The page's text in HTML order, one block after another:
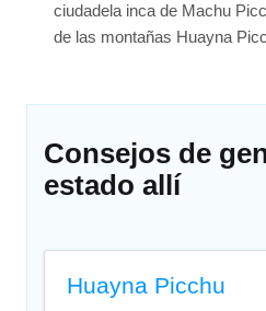
ciudadela inca de Machu
de las montañas Huayna
Consejos de
estado allí
Huayna Picchu